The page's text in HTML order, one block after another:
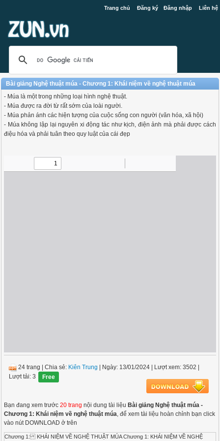
Trang chủ Đăng ký Đăng nhập Liên hệ
Bài giảng Nghệ thuật múa - Chương 1: Khái niệm về nghệ thuật múa
- Múa là một trong những loại hình nghệ thuật.
- Múa được ra đời từ rất sớm của loài người.
- Múa phản ánh các hiện tượng của cuộc sống con người (văn hóa, xã hội)
- Múa không lập lại nguyên xi động tác như kịch, điện ảnh mà phải được cách
điệu hóa và phải tuân theo quy luật của cái đẹp
24 trang |Chia sẻ: Kiên Trung | Ngày: 13/01/2024 | Lượt xem: 3502
Lượt tải: 3
Free
Bạn đang xem trước20 trang nội dung tài liệu Bài giảng Nghệ thuật múa -
Chương 1: Khái niệm về nghệ thuật múa, để xem tài liệu hoàn chỉnh bạn click
vào nút DOWNLOAD ở trên
Chương 1: KHÁI NIỆM VỀ NGHỆ THUẬT MÚA Chương 1: KHÁI NIỆM VỀ NGHỆ